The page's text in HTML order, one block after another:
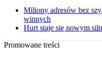
Miliony adresów bez
winnych
Hurt staje się nowym
Promowane treści